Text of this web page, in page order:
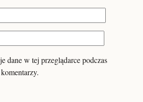
dane w tej przeglądarce podczas